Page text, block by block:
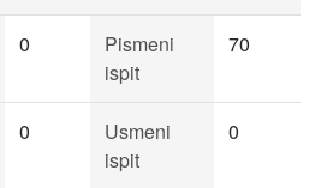
0
Pismeni
ispit
70
0
Usmeni
ispit
0